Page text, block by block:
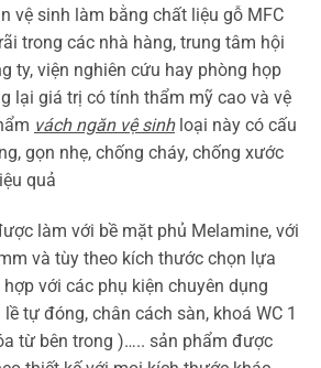
vệ sinh làm bằng chất liệu gỗ MFC
trong các nhà hàng, trung tâm hội
ty, viện nghiên cứu hay phòng họp
lại giá trị có tính thẩm mỹ cao và vệ
vách ngăn vệ sinhloại này có cấu
gọn nhẹ, chống cháy, chống xước
quả
làm với bề mặt phủ Melamine, với
và tùy theo kích thước chọn lựa
với các phụ kiện chuyên dụng
tự đóng, chân cách sàn, khoá WC 1
từ bên trong )….. sản phẩm được